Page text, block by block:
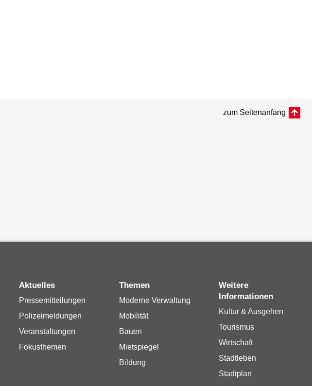
zum Seitenanfang
Aktuelles
Pressemitteilungen
Polizeimeldungen
Veranstaltungen
Fokusthemen
Themen
Moderne Verwaltung
Mobilität
Bauen
Mietspiegel
Bildung
Weitere
Informationen
Kultur & Ausgehen
Tourismus
Wirtschaft
Stadtleben
Stadtplan